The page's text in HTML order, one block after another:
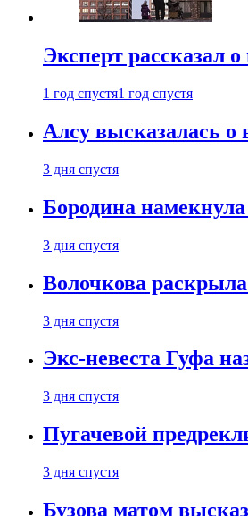
Эксперт рассказал
1 год спустя1 год спустя
Алсу высказалась о
3 дня спустя
Бородина
3 дня спустя
Волочкова раскрыла
3 дня спустя
Экс-невеста Гуфа
3 дня спустя
Пугачевой
3 дня спустя
Бузова матом